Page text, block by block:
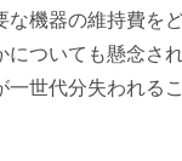
機器の維持費を
ついても懸念さ
世代分失われる